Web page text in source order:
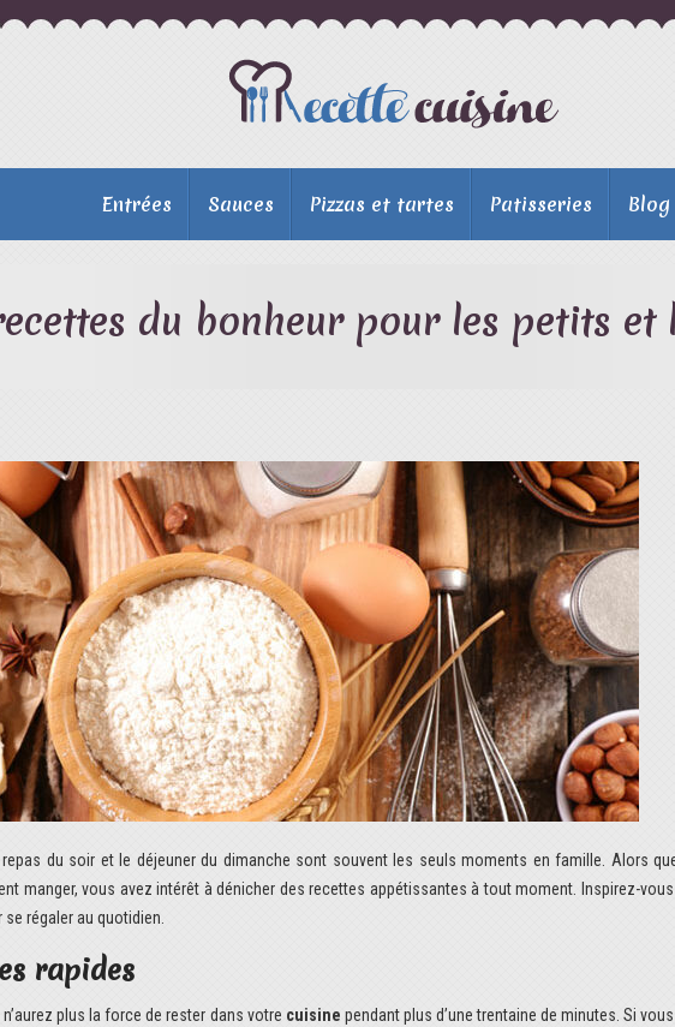
Entrées Sauces Pizzas et tartes Patisseries Blog
du bonheur pour les petits et
manger, vous avez intérêt à dénicher des recettes appétissantes à tout moment. Inspirez-
régaler au quotidien.
rapides
plus la force de rester dans votre cuisine pendant plus d’une trentaine de minutes. Si